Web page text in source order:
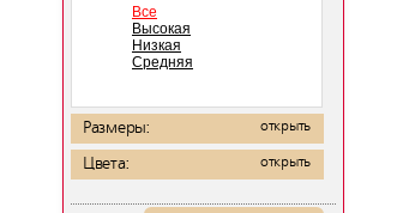
Все
Высокая
Низкая
Средняя
Размеры: открыть
Цвета: открыть